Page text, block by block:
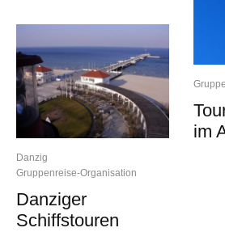
Danzig
Gruppenreise-Organisation
Danziger
Schiffstouren
im